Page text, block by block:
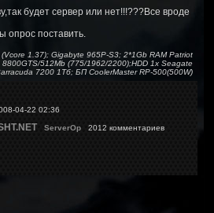
будет сервер или нет!!!???Все вроде
поставить.
1.37); Gigabyte 965P-S3; 2*1Gb RAM Patriot
8800GTS/512Mb (775/1962/2200);HDD 1x Seagate
7200 1Тб; БП CoolerMaster RP-500(500W)
04-22 02:36
ServerOp 2012 комментариев